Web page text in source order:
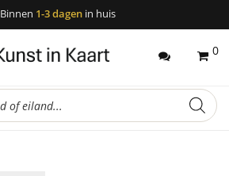
Binnen 1-3 dagen in huis
0